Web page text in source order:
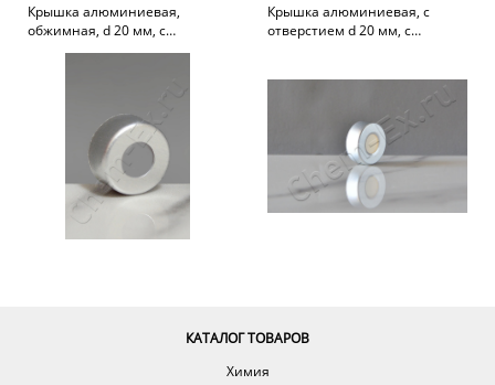
Крышка алюминиевая,
обжимная, d 20 мм, с
отверстием 10 мм (арт.
Крышка алюминиевая, с
отверстием d 20 мм, с
КАТАЛОГ ТОВАРОВ
Химия